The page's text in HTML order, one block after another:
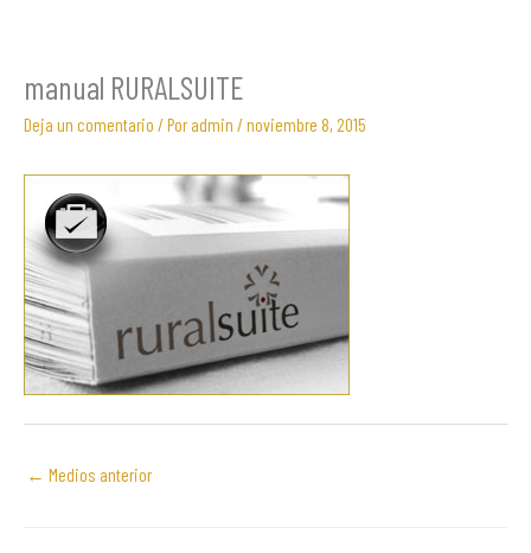
manual RURALSUITE
Deja un comentario / Poradmin /noviembre 8, 2015
← Medios anterior